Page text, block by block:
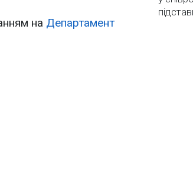
на Департамент